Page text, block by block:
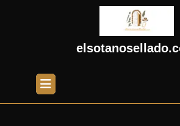
Open
Button